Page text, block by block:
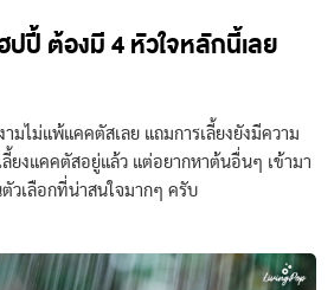
ปปี้ ต้องมี 4 หัวใจหลักนี้เลย
ามไม่แพ้แคคตัสเลย แถมการเลี้ยงยังมีความ
ยงแคคตัสอยู่แล้ว แต่อยากหาต้นอื่นๆ เข้ามา
วเลือกที่น่าสนใจมากๆ ครับ